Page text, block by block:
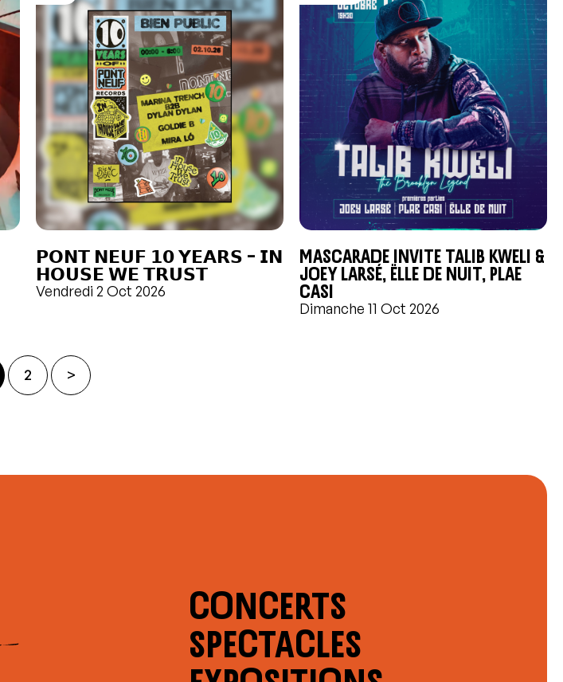
𝗣𝗢𝗡𝗧 𝗡𝗘𝗨𝗙 𝟭𝟬 𝗬𝗘𝗔𝗥𝗦 – 𝗜𝗡
𝗛𝗢𝗨𝗦𝗘 𝗪𝗘 𝗧𝗥𝗨𝗦𝗧
Vendredi 2 Oct 2026
Mascarade invite Talib Kweli &
Joey Larsé, Ëlle de Nuit, Plae
Casi
Dimanche 11 Oct 2026
2 >
Concerts
Spectacles